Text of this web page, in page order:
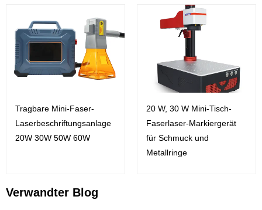
Tragbare Mini-Faser-
Laserbeschriftungsanlage
20W 30W 50W 60W
20 W, 30 W Mini-Tisch-
Faserlaser-Markiergerät
für Schmuck und
Metallringe
Verwandter Blog